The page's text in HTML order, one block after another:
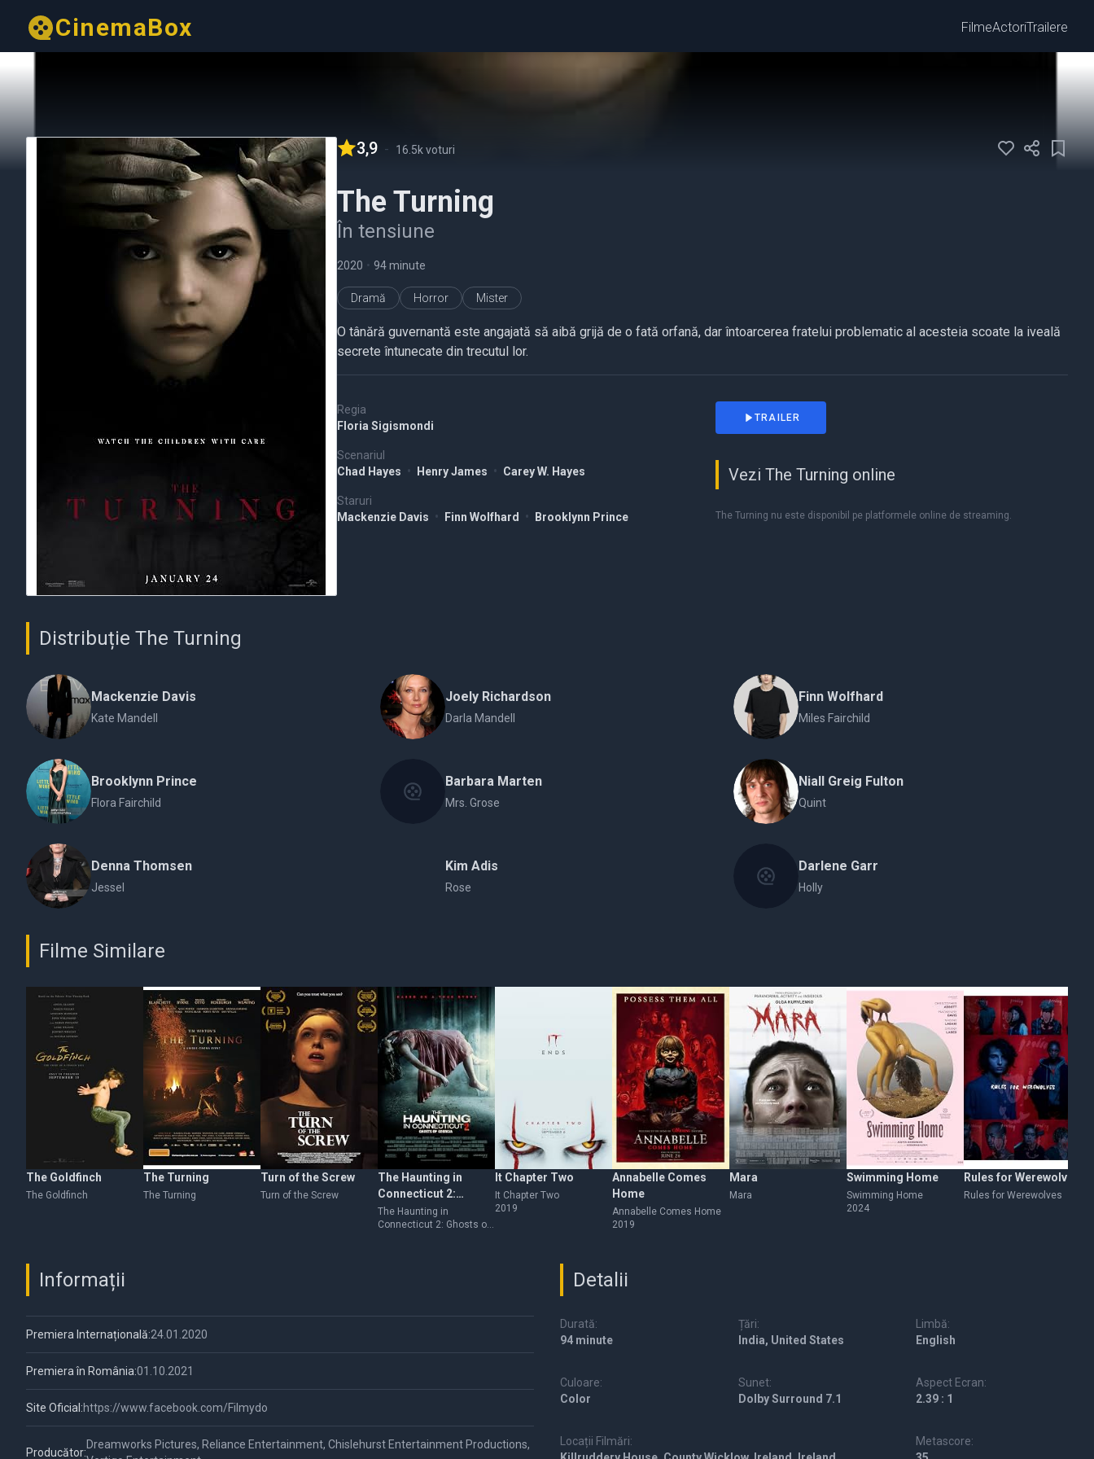
CinemaBox FilmeActoriTrailere
3,9 - 16.5k voturi
The Turning
În tensiune
2020 • 94 minute
Dramă Horror Mister
O tânără guvernantă este angajată să aibă grijă de o fată orfană, dar întoarcerea fratelui problematic al acesteia scoate la iveală
secrete întunecate din trecutul lor.
Regia
Floria Sigismondi
Scenariul
Chad Hayes • Henry James • Carey W. Hayes
Staruri
Mackenzie Davis • Finn Wolfhard • Brooklynn Prince
TRAILER
Vezi The Turning online
The Turning nu este disponibil pe platformele online de streaming.
Distribuție The Turning
Mackenzie Davis
Kate Mandell
Joely Richardson
Darla Mandell
Finn Wolfhard
Miles Fairchild
Brooklynn Prince
Flora Fairchild
Barbara Marten
Mrs. Grose
Niall Greig Fulton
Quint
Denna Thomsen
Jessel
Kim Adis
Rose
Darlene Garr
Holly
Filme Similare
The Goldfinch
The Goldfinch
The Turning
The Turning
Turn of the Screw
Turn of the Screw
The Haunting in
Connecticut 2:
Ghosts of Georgia
The Haunting in
Connecticut 2: Ghosts of
It Chapter Two
It Chapter Two
2019
Annabelle Comes
Home
Annabelle Comes Home
2019
Mara
Mara
Swimming Home
Swimming Home
2024
Rules for Werewolves
Rules for Werewolves
Informații
Premiera Internațională:24.01.2020
Premiera în România:01.10.2021
Site Oficial:https://www.facebook.com/Filmydo
Producător:
Dreamworks Pictures, Reliance Entertainment, Chislehurst Entertainment Productions,
Detalii
Durată:
94 minute
Țări:
India, United States
Limbă:
English
Culoare:
Color
Sunet:
Dolby Surround 7.1
Aspect Ecran:
2.39 : 1
Locații Filmări:
Metascore: